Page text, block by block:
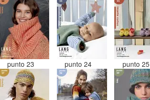
punto 23 punto 24 punto 25